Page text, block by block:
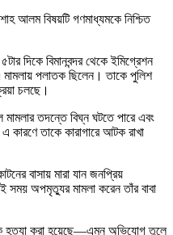
আলম বিষয়টি গণমাধ্যমকে নিশ্চিত
দিকে বিমানবন্দর থেকে ইমিগ্রেশন
পলাতক ছিলেন। তাকে পুলিশ
চলছে।
তদন্তে বিঘ্ন ঘটতে পারে এবং
তাকে কারাগারে আটক রাখা
বাসায় মারা যান জনপ্রিয়
সময় অপমৃত্যুর মামলা করেন তাঁর বাবা
হত্যা করা হয়েছে—এমন অভিযোগ তুলে